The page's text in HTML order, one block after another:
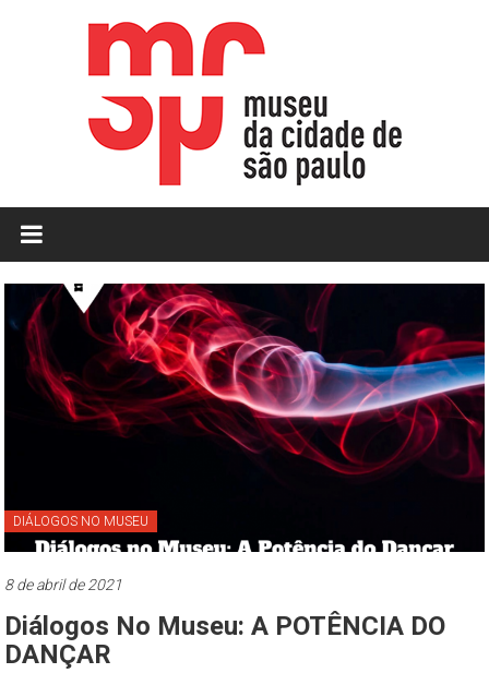
MCSP
Museu
da
Cidade
Paulo
da
Cidade
de
DIÁLOGOS NO MUSEU
8 de abril de 2021
Diálogos No Museu: A POTÊNCIA DO
DANÇAR